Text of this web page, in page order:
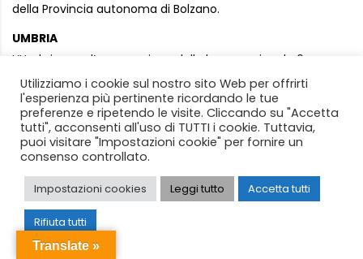
della Provincia autonoma di Bolzano.
UMBRIA
L’Umbria, con l’approvazione della legge regionale 6
febbraio 2007, n. 3 (“Diffusione del commercio equo e
solidale in Umbria”) riconosce il ruolo sociale delle
organizzazioni del commercio equo e solidale e attiva
iniziative di sostegno e di agevolazione, nel rispetto delle
norme comunitarie e statali concernenti la tutela della
concorrenza.
Si prevede che la Giunta regionale, anche in collaborazione
con gli operatori delle richiamate Organizzazioni promuove
specifiche iniziative d’informazione ed educazione nelle
Utilizziamo i cookie sul nostro sito Web per offrirti
l'esperienza più pertinente ricordando le tue
preferenze e ripetendo le visite. Cliccando su "Accetta
tutti", acconsenti all'uso di TUTTI i cookie. Tuttavia,
puoi visitare "Impostazioni cookie" per fornire un
consenso controllato.
Impostazioni cookies Leggi tutto Accetta tutti
Rifiuta tutti
Translate »